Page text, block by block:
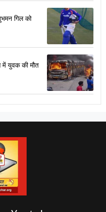
गिल को
युवक की मौत